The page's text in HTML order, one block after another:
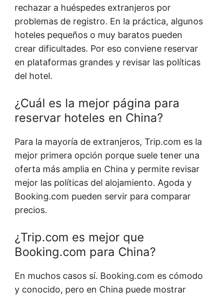
rechazar a huéspedes extranjeros por
problemas de registro. En la práctica, algunos
hoteles pequeños o muy baratos pueden
crear dificultades. Por eso conviene reservar
en plataformas grandes y revisar las políticas
del hotel.
¿Cuál es la mejor página para
reservar hoteles en China?
Para la mayoría de extranjeros, Trip.com es la
mejor primera opción porque suele tener una
oferta más amplia en China y permite revisar
mejor las políticas del alojamiento. Agoda y
Booking.com pueden servir para comparar
precios.
¿Trip.com es mejor que
Booking.com para China?
En muchos casos sí. Booking.com es cómodo
y conocido, pero en China puede mostrar